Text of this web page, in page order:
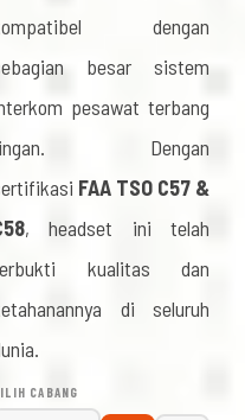
dengan
besar sistem
pesawat terbang
Dengan
FAA TSO C57 &
, headset ini telah
kualitas dan
di seluruh
CABANG